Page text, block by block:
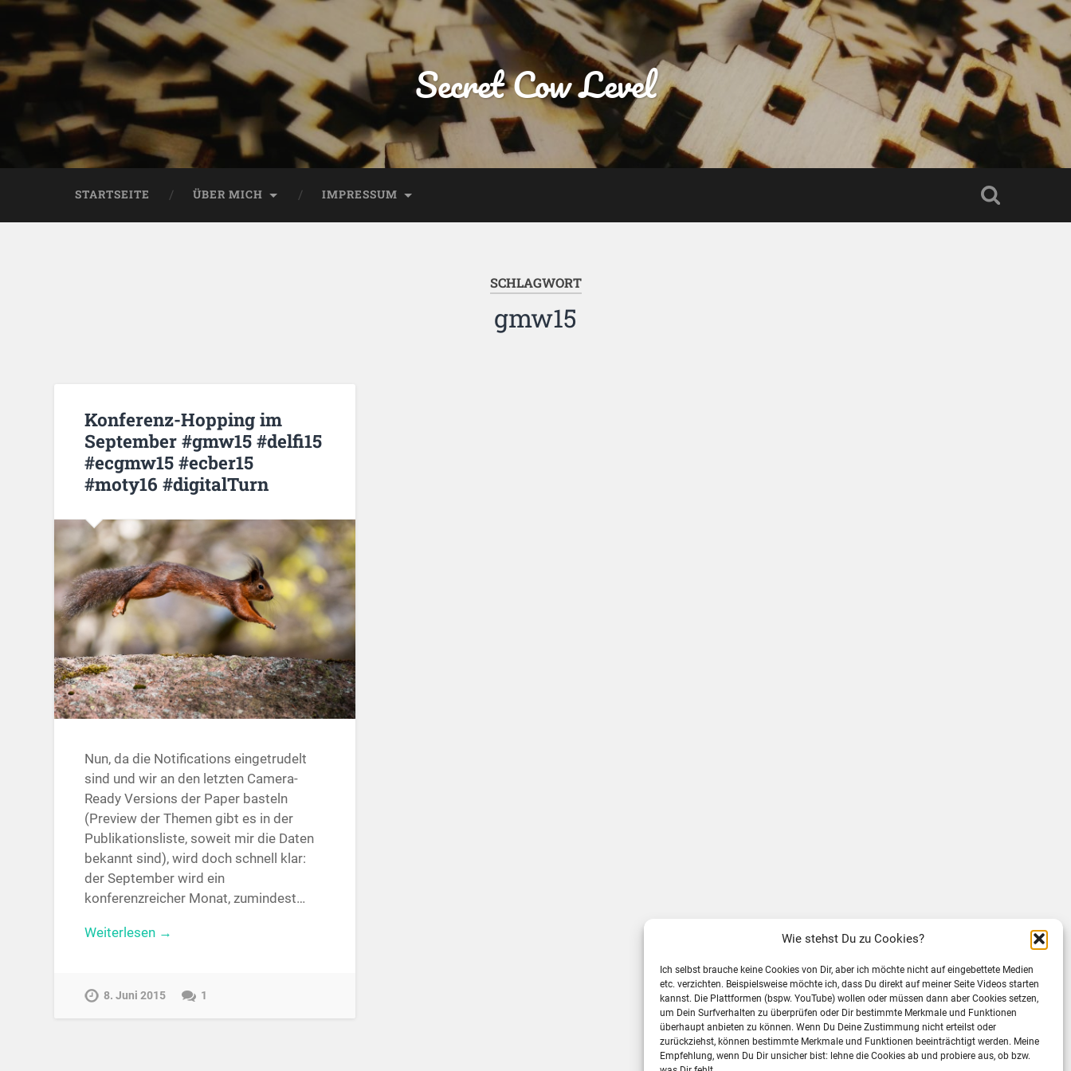
Wie stehst Du zu Cookies?
Ich selbst brauche keine Cookies von Dir, aber ich möchte nicht auf eingebettete Medien
etc. verzichten. Beispielsweise möchte ich, dass Du direkt auf meiner Seite Videos starten
kannst. Die Plattformen (bspw. YouTube) wollen oder müssen dann aber Cookies setzen,
um Dein Surfverhalten zu überprüfen oder Dir bestimmte Merkmale und Funktionen
überhaupt anbieten zu können. Wenn Du Deine Zustimmung nicht erteilst oder
zurückziehst, können bestimmte Merkmale und Funktionen beeinträchtigt werden. Meine
Empfehlung, wenn Du Dir unsicher bist: lehne die Cookies ab und probiere aus, ob bzw.
Secret Cow Level
STARTSEITE ÜBER MICH IMPRESSUM
SCHLAGWORT
gmw15
Konferenz-Hopping im
September #gmw15 #delfi15
#ecgmw15 #ecber15
#moty16 #digitalTurn
Nun, da die Notifications eingetrudelt
sind und wir an den letzten Camera-
Ready Versions der Paper basteln
(Preview der Themen gibt es in der
Publikationsliste, soweit mir die Daten
bekannt sind), wird doch schnell klar:
der September wird ein
konferenzreicher Monat, zumindest…
Weiterlesen →
8. Juni 2015 1